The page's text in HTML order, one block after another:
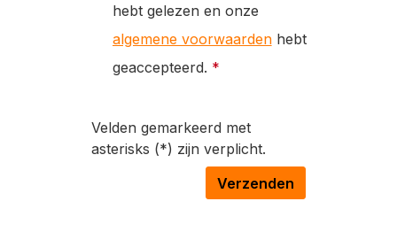
hebt gelezen en onze
algemene voorwaardenhebt
geaccepteerd. *
Velden gemarkeerd met
asterisks (*) zijn verplicht.
Verzenden